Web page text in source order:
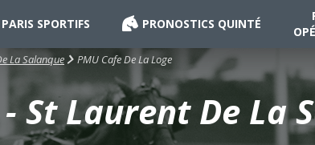
PARIS SPORTIFS PRONOSTICS QUINTÉ
La Salanque PMU Cafe De La Loge
St Laurent De La